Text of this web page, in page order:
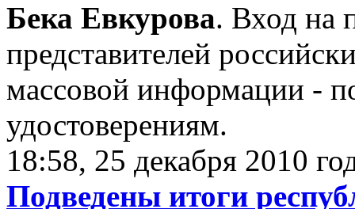
Бека Евкурова. Вход на
представителей
массовой информации -
удостоверениям.
18:58, 25 декабря 2010
Подведены итоги